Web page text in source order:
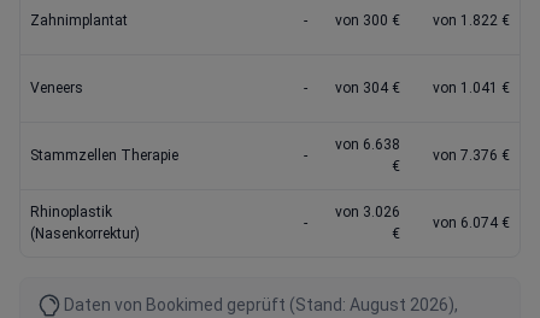
Zahnimplantat - von 300 € von 1.822 €
Veneers - von 304 € von 1.041 €
Stammzellen Therapie -
von 6.638
€
von 7.376 €
Rhinoplastik
(Nasenkorrektur)
-
von 3.026
€
von 6.074 €
Daten von Bookimed geprüft (Stand: August 2026),